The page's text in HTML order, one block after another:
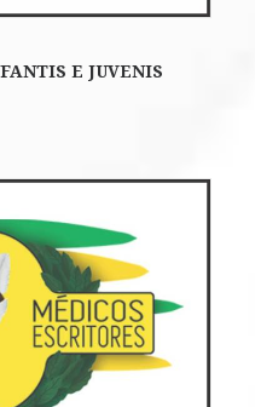
E JUVENIS